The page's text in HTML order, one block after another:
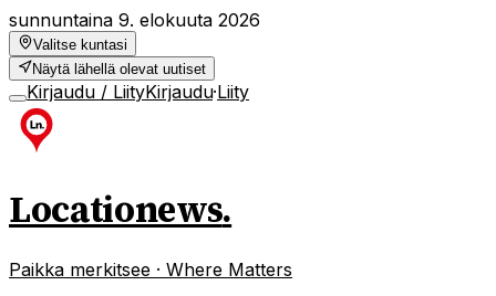
sunnuntaina 9. elokuuta 2026
Valitse kuntasi
Näytä lähellä olevat uutiset
Kirjaudu / LiityKirjaudu·Liity
Locationews.
Paikka merkitsee · Where Matters